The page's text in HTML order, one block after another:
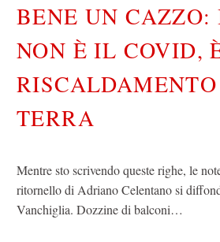
BENE UN CAZZO:
NON È IL COVID,
TERRA
Mentre sto scrivendo queste righe, le
ritornello di Adriano Celentano si
Vanchiglia. Dozzine di balconi…